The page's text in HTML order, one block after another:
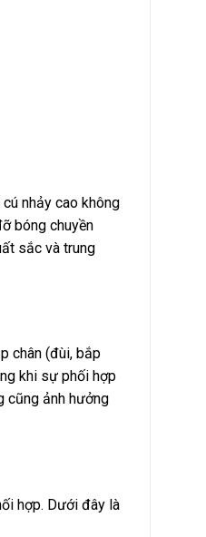
nhảy cao không
bóng chuyền
sắc và trung
chân (đùi, bắp
khi sự phối hợp
cũng ảnh hưởng
hợp. Dưới đây là